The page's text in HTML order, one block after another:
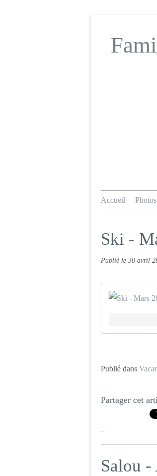
Accueil
Ski -
Publié le 30 avril
Publié dans
Partager cet
Salou